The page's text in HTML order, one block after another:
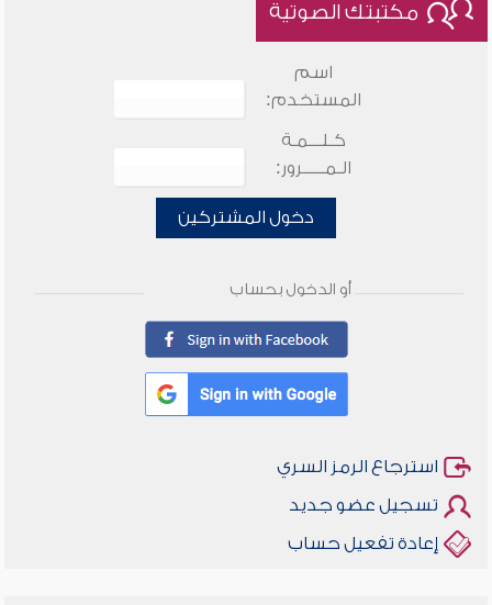
مكتبتك الصوتية
اسم
المستخدم:
كـلـــمـة
الـمـــــرور:
دخول المشتركين
أو الدخول بحساب
استرجاع الرمز السري
تسجيل عضو جديد
إعادة تفعيل حساب